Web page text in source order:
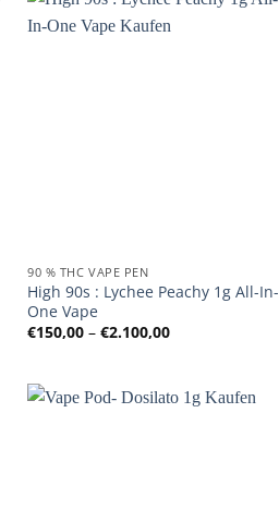
90 % THC VAPE PEN
High 90s : Lychee Peachy 1g All-In-
One Vape
€150,00 –€2.100,00Preisspanne: